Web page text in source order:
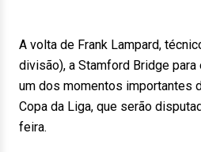
A volta de Frank Lampard,
divisão), a Stamford Bridge
um dos momentos importantes
Copa da Liga, que serão
feira.